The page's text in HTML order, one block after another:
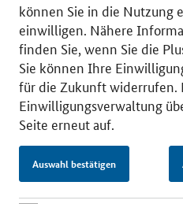
© 2026 Bundesministerium
RSS
Benutzerhinweise
Impressum
Barrierefreiheit
Einwilligungsverwaltung
können Sie in die Nutzung
einwilligen. Nähere
finden Sie, wenn Sie die
Sie können Ihre
für die Zukunft widerrufen.
Einwilligungsverwaltung
Seite erneut auf.
Auswahl bestätigen